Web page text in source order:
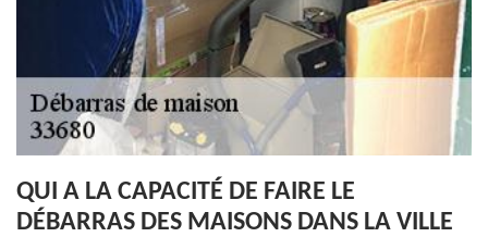
QUI A LA CAPACITÉ DE FAIRE LE
DÉBARRAS DES MAISONS DANS LA VILLE